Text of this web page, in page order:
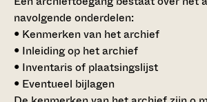
navolgende onderdelen:
• Kenmerken van het archief
• Inleiding op het archief
• Inventaris of plaatsingslijst
• Eventueel bijlagen